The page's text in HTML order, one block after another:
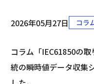
2026年05月27日 コラ
コラム「IEC61850の
統の瞬時値データ収集